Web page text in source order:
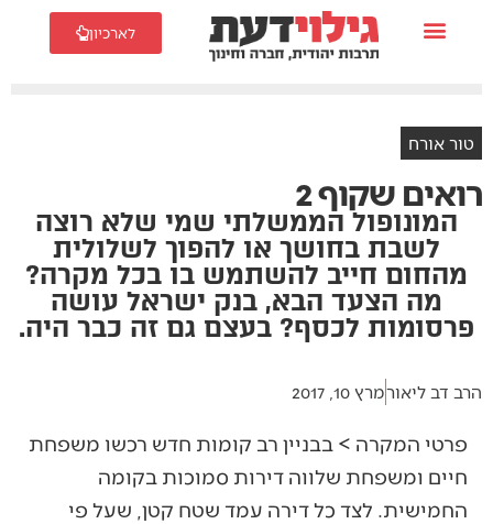
לארכיון
טור אורח
רואים שקוף 2
המונופול הממשלתי שמי שלא רוצה
לשבת בחושך או להפוך לשלולית
מהחום חייב להשתמש בו בכל מקרה?
מה הצעד הבא, בנק ישראל עושה
פרסומות לכסף? בעצם גם זה כבר היה.
הרב דב ליאורמרץ 10, 2017
פרטי המקרה > בבניין רב קומות חדש רכשו משפחת
חיים ומשפחת שלווה דירות סמוכות בקומה
החמישית. לצד כל דירה עמד שטח קטן, שעל פי